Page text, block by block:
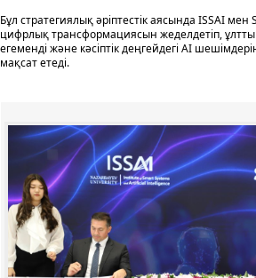
Бұл стратегиялық әріптестік аясында ISSAI
цифрлық трансформациясын жеделдетіп,
егеменді және кәсіптік деңгейдегі AI
мақсат етеді.